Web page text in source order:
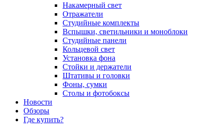
Накамерный свет
Отражатели
Студийные комплекты
Вспышки, светильники и моноблоки
Студийные панели
Кольцевой свет
Установка фона
Стойки и держатели
Штативы и головки
Фоны, сумки
Столы и фотобоксы
Новости
Обзоры
Где купить?